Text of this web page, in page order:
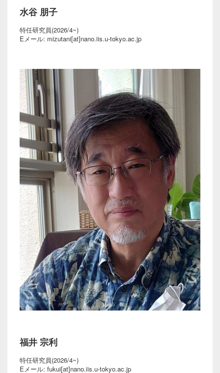
水谷 朋子
特任研究員(2026/4~)
Eメール: mizutani[at]nano.iis.u-tokyo.ac.jp
福井 宗利
特任研究員(2026/4~)
Eメール: fukui[at]nano.iis.u-tokyo.ac.jp